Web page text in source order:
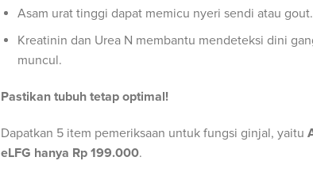
Asam urat tinggi dapat memicu nyeri sendi atau gout.
Kreatinin dan Urea N membantu mendeteksi dini
muncul.
Pastikan tubuh tetap optimal!
Dapatkan 5 item pemeriksaan untuk fungsi ginjal, yaitu
eLFG hanya Rp 199.000.